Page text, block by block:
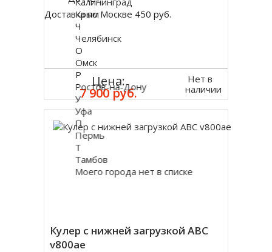
Доставка по Москве 450 руб.
Цена:
7 900 руб.
Нет в
наличии
Кулер с нижней загрузкой ABC
v800ae
Крым
Ч
Челябинск
О
Омск
Р
Ростов-на-Дону
У
Уфа
П
Пермь
Т
Тамбов
Моего города нет в списке